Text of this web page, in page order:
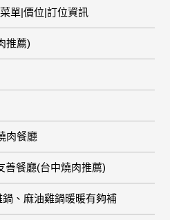
單|價位|訂位資訊
推薦)
肉餐廳
善餐廳(台中燒肉推薦)
、麻油雞鍋暖暖有夠補